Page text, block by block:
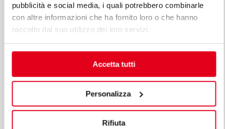
pubblicità e social media, i quali potrebbero combinarle
con altre informazioni che ha fornito loro o che hanno
raccolto dal suo utilizzo dei loro servizi.
Accetta tutti
Personalizza
Rifiuta
S900